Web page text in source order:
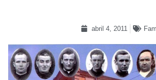
abril 4, 2011